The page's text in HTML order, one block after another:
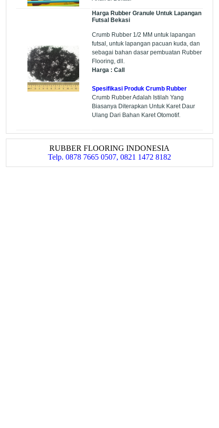
Harga Rubber Granule Untuk Lapangan
Futsal Bekasi
Crumb Rubber 1/2 MM untuk lapangan
futsal, untuk lapangan pacuan kuda, dan
sebagai bahan dasar pembuatan Rubber
Flooring, dll.
Harga : Call
Spesifikasi Produk Crumb Rubber
Crumb Rubber Adalah Istilah Yang
Biasanya Diterapkan Untuk Karet Daur
Ulang Dari Bahan Karet Otomotif.
RUBBER FLOORING INDONESIA
Telp. 0878 7665 0507, 0821 1472 8182